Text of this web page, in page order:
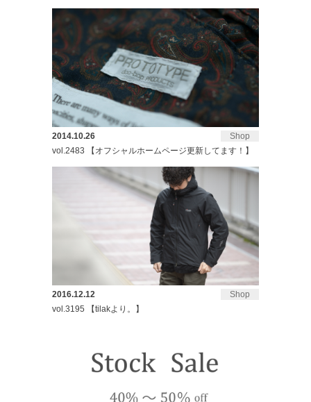
Shop
2014.10.26
vol.2483 【オフシャルホームページ更新してます！】
Shop
2016.12.12
vol.3195 【tilakより。】